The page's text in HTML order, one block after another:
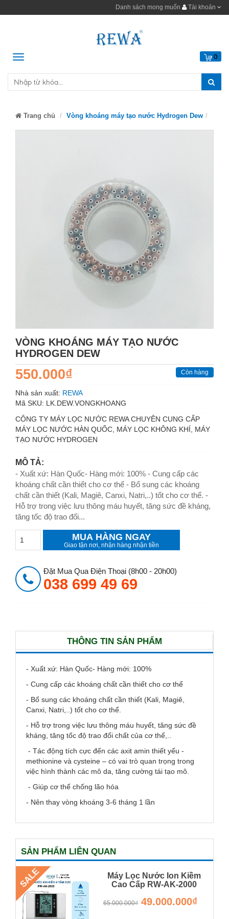
Danh sách mong muốn Tài khoản
Menu 0
Trang chủ Vòng khoáng máy tạo nước Hydrogen Dew
VÒNG KHOÁNG MÁY TẠO NƯỚC
HYDROGEN DEW
550.000₫ Còn hàng
Nhà sản xuất: REWA
Mã SKU: LK.DEW.VONGKHOANG
CÔNG TY MÁY LỌC NƯỚC REWA CHUYÊN CUNG CẤP
MÁY LỌC NƯỚC HÀN QUỐC, MÁY LỌC KHÔNG KHÍ, MÁY
TẠO NƯỚC HYDROGEN
MÔ TẢ:
- Xuất xứ: Hàn Quốc- Hàng mới: 100% - Cung cấp các
khoáng chất cần thiết cho cơ thể - Bổ sung các khoáng
chất cần thiết (Kali, Magiê, Canxi, Natri,..) tốt cho cơ thể. -
Hỗ trợ trong việc lưu thông máu huyết, tăng sức đề kháng,
tăng tốc độ trao đổi...
MUA HÀNG NGAY
Giao tận nơi, nhận hàng nhận tiền
Đặt Mua Qua Điện Thoại (8h00 - 20h00)
038 699 49 69
THÔNG TIN SẢN PHẨM
- Xuất xứ: Hàn Quốc- Hàng mới: 100%
- Cung cấp các khoáng chất cần thiết cho cơ thể
- Bổ sung các khoáng chất cần thiết (Kali, Magiê,
Canxi, Natri,..) tốt cho cơ thể.
- Hỗ trợ trong việc lưu thông máu huyết, tăng sức đề
kháng, tăng tốc độ trao đổi chất của cơ thể,..
- Tác động tích cực đến các axit amin thiết yếu -
methionine và cysteine – có vai trò quan trọng trong
việc hình thành các mô da, tăng cường tái tạo mô.
- Giúp cơ thể chống lão hóa
- Nên thay vòng khoáng 3-6 tháng 1 lần
SẢN PHẨM LIÊN QUAN
SALE
Máy Lọc Nước Ion Kiềm
Cao Cấp RW-AK-2000
65.000.000₫ 49.000.000₫